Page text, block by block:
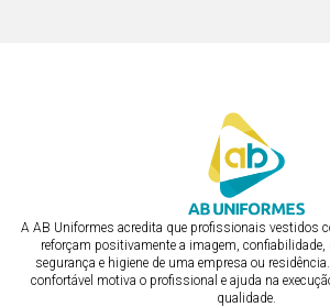
A AB Uniformes acredita que profissionais vestidos
reforçam positivamente a imagem, confiabilidade,
segurança e higiene de uma empresa ou
confortável motiva o profissional e ajuda na
qualidade.